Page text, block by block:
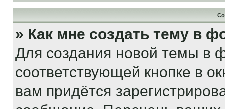
» Как мне создать тему в
Для создания новой темы в
соответствующей кнопке в
вам придётся